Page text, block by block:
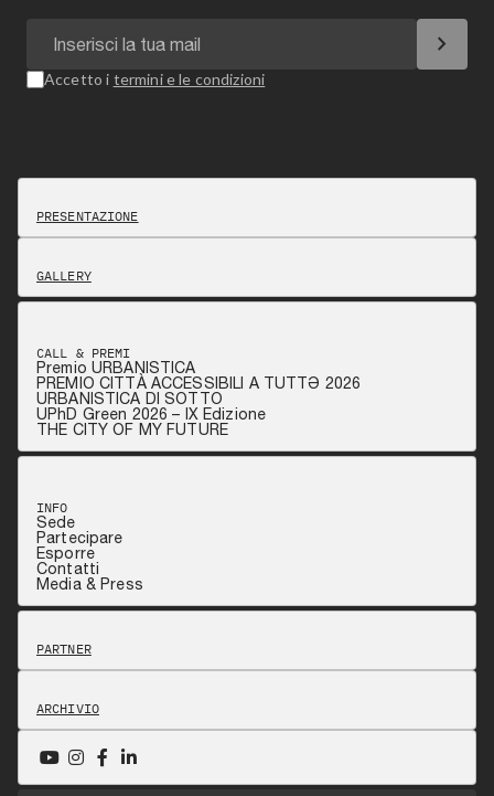
chevron_right
Accetto i termini e le condizioni
PRESENTAZIONE
GALLERY
CALL & PREMI
Premio URBANISTICA
PREMIO CITTÀ ACCESSIBILI A TUTTƏ 2026
URBANISTICA DI SOTTO
UPhD Green 2026 – IX Edizione
THE CITY OF MY FUTURE
INFO
Sede
Partecipare
Esporre
Contatti
Media & Press
PARTNER
ARCHIVIO